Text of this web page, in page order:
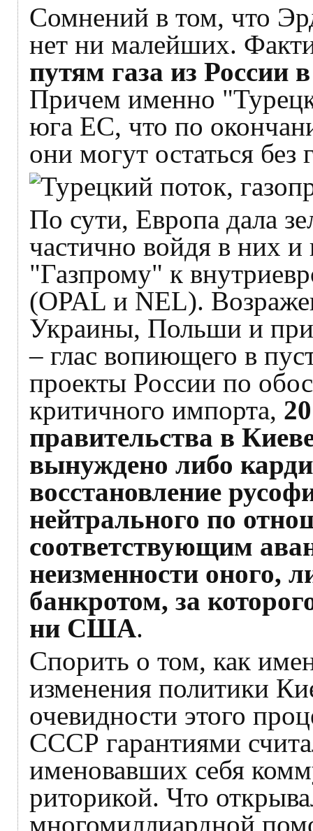
Сомнений в том, что
нет ни малейших.
путям газа из России
Причем именно
юга ЕС, что по
они могут остаться без
По сути, Европа дала
частично войдя в них и
"Газпрому" к
(OPAL и NEL).
Украины, Польши и
– глас вопиющего в
проекты России по
критичного импорта,
правительства в
вынуждено либо
восстановление
нейтрального по
соответствующим
неизменности оного,
банкротом, за
ни США.
Спорить о том, как
изменения политики
очевидности этого
СССР гарантиями
именовавших себя
риторикой. Что
многомиллиардной